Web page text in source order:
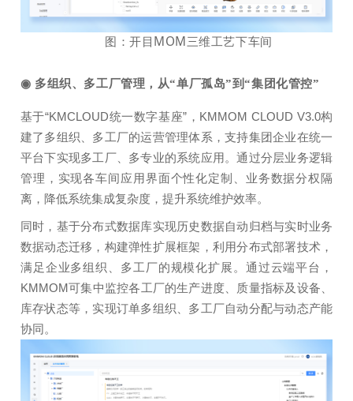
图：开目MOM三维工艺下车间
◉ 多组织、多工厂管理，从“单厂孤岛”到“集团化管控”
基于“KMCLOUD统一数字基座”，KMMOM CLOUD V3.0构
建了多组织、多工厂的运营管理体系，支持集团企业在统一
平台下实现多工厂、多专业的系统应用。通过分层业务逻辑
管理，实现各车间应用界面个性化定制、业务数据分权隔
离，降低系统集成复杂度，提升系统维护效率。
同时，基于分布式数据库实现历史数据自动归档与实时业务
数据动态迁移，构建弹性扩展框架，利用分布式部署技术，
满足企业多组织、多工厂的规模化扩展。通过云端平台，
KMMOM可集中监控各工厂的生产进度、质量指标及设备、
库存状态等，实现订单多组织、多工厂自动分配与动态产能
协同。